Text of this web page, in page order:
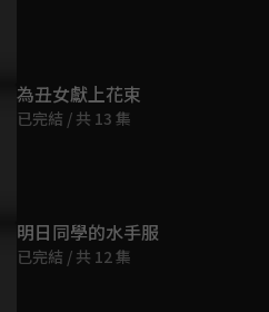
為丑女獻上花束
已完結 / 共 13 集
明日同學的水手服
已完結 / 共 12 集